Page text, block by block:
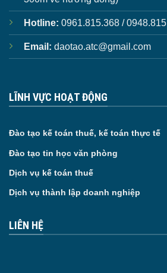
Hotline: 0961.815.368 /
Email: daotao.atc@gmail.com
LĨNH VỰC HOẠT ĐỘNG
Đào tạo kế toán thuế, kế toán thực tế
Đào tạo tin học văn phòng
Dịch vụ kế toán thuế
Dịch vụ thành lập doanh nghiệp
LIÊN HỆ